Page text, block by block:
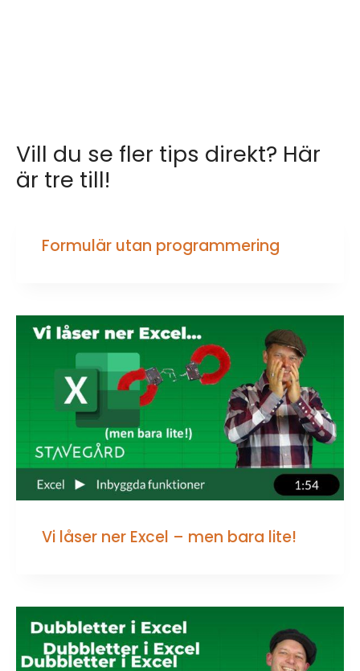
Vill du se fler tips direkt? Här
är tre till!
Formulär utan programmering
Vi låser ner Excel – men bara lite!